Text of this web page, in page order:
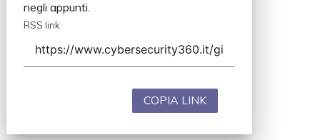
negli appunti.
RSS link
COPIA LINK